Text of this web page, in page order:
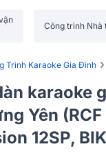
Công trình Nhà
Trình Karaoke Gia Đình ›
karaoke
Yên
12SP,